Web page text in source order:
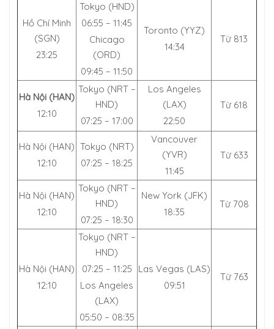
Hồ Chí Minh
(SGN)
23:25
Tokyo (HND)
06:55 – 11:45
Chicago
(ORD)
09:45 – 11:50
Toronto (YYZ)
14:34
Từ 813
Hà Nội (HAN)
12:10
Tokyo (NRT –
HND)
07:25 – 17:00
Los Angeles
(LAX)
22:50
Từ 618
Hà Nội (HAN)
12:10
Tokyo (NRT)
07:25 – 18:25
Vancouver
(YVR)
11:45
Từ 633
Hà Nội (HAN)
12:10
Tokyo (NRT –
HND)
07:25 – 18:30
New York (JFK)
18:35
Từ 708
Hà Nội (HAN)
12:10
Tokyo (NRT –
HND)
07:25 – 11:25
Los Angeles
(LAX)
05:50 – 08:35
Las Vegas (LAS)
09:51
Từ 763